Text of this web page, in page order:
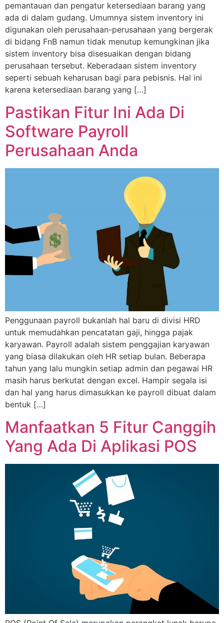
pemantauan dan pengatur ketersediaan barang yang
ada di dalam gudang. Umumnya sistem inventory ini
digunakan oleh perusahaan-perusahaan yang bergerak
di bidang FnB namun tidak menutup kemungkinan jika
sistem inventory bisa disesuaikan dengan bidang
perusahaan tersebut. Keberadaan sistem inventory
seperti sebuah keharusan bagi para pebisnis. Hal ini
karena ketersediaan barang yang […]
Pastikan Fitur Ini Ada Di
Software Payroll
Perusahaan Anda
Penggunaan payroll bukanlah hal baru di divisi HRD
untuk memudahkan pencatatan gaji, hingga pajak
karyawan. Payroll adalah sistem penggajian karyawan
yang biasa dilakukan oleh HR setiap bulan. Beberapa
tahun yang lalu mungkin setiap admin dan pegawai HR
masih harus berkutat dengan excel. Hampir segala isi
dan hal yang harus dimasukkan ke payroll dibuat dalam
bentuk […]
Manfaatkan 5 Fitur Canggih
Yang Ada Di Aplikasi POS